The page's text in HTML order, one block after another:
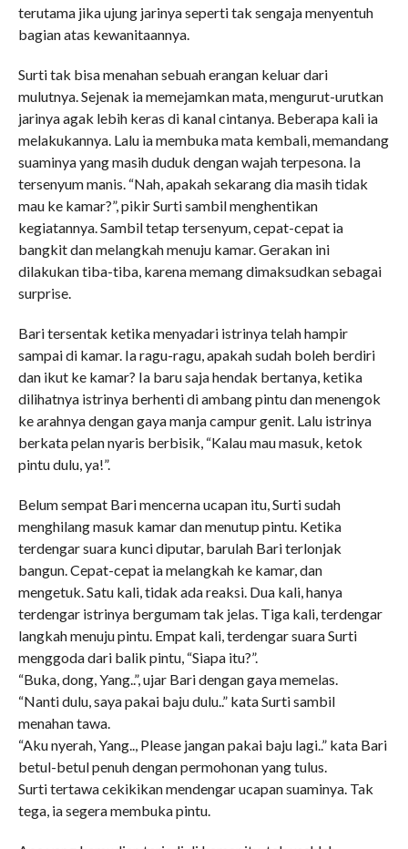
terutama jika ujung jarinya seperti tak sengaja menyentuh
bagian atas kewanitaannya.
Surti tak bisa menahan sebuah erangan keluar dari
mulutnya. Sejenak ia memejamkan mata, mengurut-urutkan
jarinya agak lebih keras di kanal cintanya. Beberapa kali ia
melakukannya. Lalu ia membuka mata kembali, memandang
suaminya yang masih duduk dengan wajah terpesona. Ia
tersenyum manis. “Nah, apakah sekarang dia masih tidak
mau ke kamar?”, pikir Surti sambil menghentikan
kegiatannya. Sambil tetap tersenyum, cepat-cepat ia
bangkit dan melangkah menuju kamar. Gerakan ini
dilakukan tiba-tiba, karena memang dimaksudkan sebagai
surprise.
Bari tersentak ketika menyadari istrinya telah hampir
sampai di kamar. Ia ragu-ragu, apakah sudah boleh berdiri
dan ikut ke kamar? Ia baru saja hendak bertanya, ketika
dilihatnya istrinya berhenti di ambang pintu dan menengok
ke arahnya dengan gaya manja campur genit. Lalu istrinya
berkata pelan nyaris berbisik, “Kalau mau masuk, ketok
pintu dulu, ya!”.
Belum sempat Bari mencerna ucapan itu, Surti sudah
menghilang masuk kamar dan menutup pintu. Ketika
terdengar suara kunci diputar, barulah Bari terlonjak
bangun. Cepat-cepat ia melangkah ke kamar, dan
mengetuk. Satu kali, tidak ada reaksi. Dua kali, hanya
terdengar istrinya bergumam tak jelas. Tiga kali, terdengar
langkah menuju pintu. Empat kali, terdengar suara Surti
menggoda dari balik pintu, “Siapa itu?”.
“Buka, dong, Yang..”, ujar Bari dengan gaya memelas.
“Nanti dulu, saya pakai baju dulu..” kata Surti sambil
menahan tawa.
“Aku nyerah, Yang.., Please jangan pakai baju lagi..” kata Bari
betul-betul penuh dengan permohonan yang tulus.
Surti tertawa cekikikan mendengar ucapan suaminya. Tak
tega, ia segera membuka pintu.